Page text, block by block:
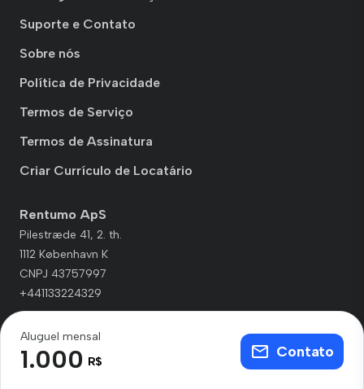
Aluguel mensal
1.000 R$
Contato
Suporte e Contato
Sobre nós
Política de Privacidade
Termos de Serviço
Termos de Assinatura
Criar Currículo de Locatário
Rentumo ApS
Pilestræde 41, 2. th.
1112 København K
CNPJ 43757997
+441133224329